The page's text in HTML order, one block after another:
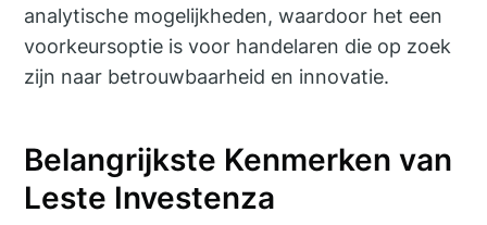
analytische mogelijkheden, waardoor het een
voorkeursoptie is voor handelaren die op zoek
zijn naar betrouwbaarheid en innovatie.
Belangrijkste Kenmerken van
Leste Investenza